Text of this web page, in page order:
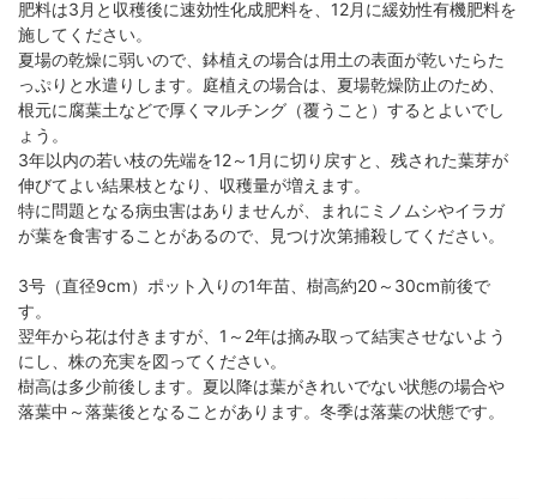
肥料は3月と収穫後に速効性化成肥料を、12月に緩効性有機肥料を
施してください。
夏場の乾燥に弱いので、鉢植えの場合は用土の表面が乾いたらた
っぷりと水遣りします。庭植えの場合は、夏場乾燥防止のため、
根元に腐葉土などで厚くマルチング（覆うこと）するとよいでし
ょう。
3年以内の若い枝の先端を12～1月に切り戻すと、残された葉芽が
伸びてよい結果枝となり、収穫量が増えます。
特に問題となる病虫害はありませんが、まれにミノムシやイラガ
が葉を食害することがあるので、見つけ次第捕殺してください。
3号（直径9cm）ポット入りの1年苗、樹高約20～30cm前後で
す。
翌年から花は付きますが、1～2年は摘み取って結実させないよう
にし、株の充実を図ってください。
樹高は多少前後します。夏以降は葉がきれいでない状態の場合や
落葉中～落葉後となることがあります。冬季は落葉の状態です。